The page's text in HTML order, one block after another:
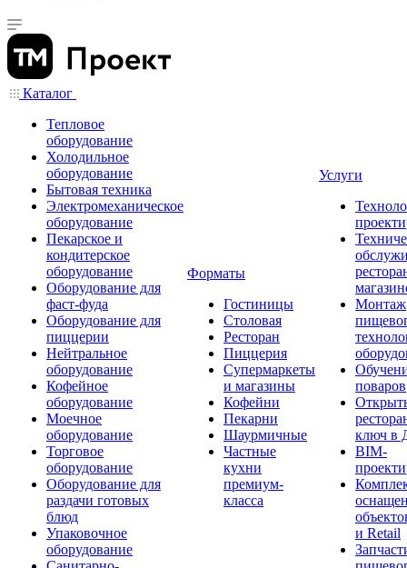
Каталог
Тепловое
оборудование
Холодильное
оборудование
Бытовая техника
Электромеханическое
оборудование
Пекарское и
кондитерское
оборудование
Оборудование для
фаст-фуда
Оборудование для
пиццерии
Нейтральное
оборудование
Кофейное
оборудование
Моечное
оборудование
Торговое
оборудование
Оборудование для
раздачи готовых
блюд
Упаковочное
оборудование
Форматы
Гостиницы
Столовая
Ресторан
Пиццерия
Супермаркеты
и магазины
Кофейни
Пекарни
Шаурмичные
Частные
кухни
премиум-
класса
Услуги
Монтаж
поваров
ключ в
BIM-
и Retail